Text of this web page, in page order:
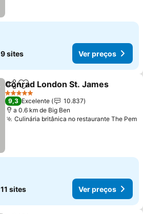
9 sites Ver preços
PartilharAdicionar aos favoritos
Conrad London St. James
5 Estrelas
9,3 Excelente
10.837
a 0.6 km de Big Ben
Culinária britânica no restaurante The Pem
11 sites Ver preços